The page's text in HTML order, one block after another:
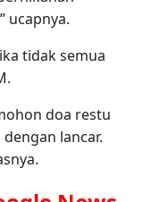
ucapnya.
tidak semua
doa restu
lancar.